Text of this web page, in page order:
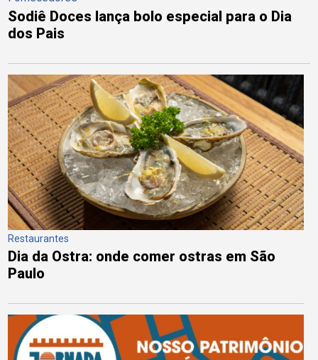
Sodiê Doces lança bolo especial para o Dia
dos Pais
Restaurantes
Dia da Ostra: onde comer ostras em São
Paulo